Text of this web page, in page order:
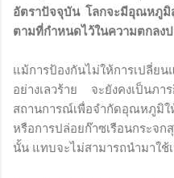
อัตราปัจจุบัน โลกจะมีอุณหภูมิ
ตามที่กำหนดไว้ในความตกลง
แม้การป้องกันไม่ให้การเปลี่ย
อย่างเลวร้าย จะยังคงเป็นภ
สถานการณ์เพื่อจำกัดอุณหภูมิ
หรือการปล่อยก๊าซเรือนกระจ
นั้น แทบจะไม่สามารถนำมาใ